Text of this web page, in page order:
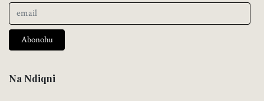
Abonohu
Na Ndiqni